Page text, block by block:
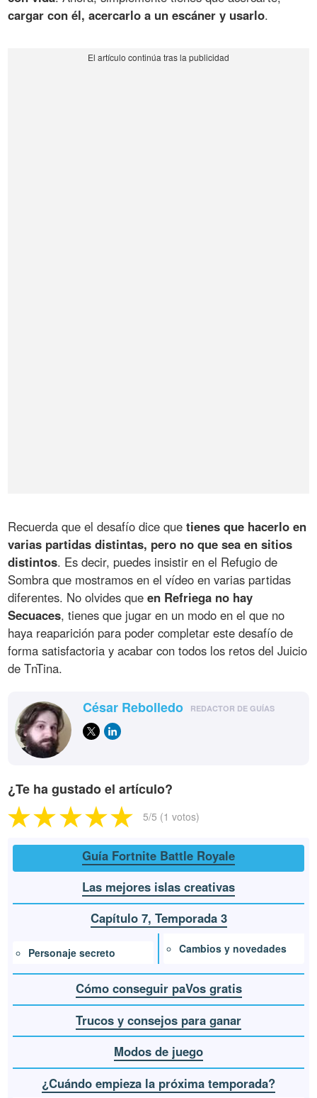
cargar con él, acercarlo a un escáner y usarlo.
Recuerda que el desafío dice quetienes que hacerlo en
varias partidas distintas, pero no que sea en sitios
distintos. Es decir, puedes insistir en el Refugio de
Sombra que mostramos en el vídeo en varias partidas
diferentes. No olvides queen Refriega no hay
Secuaces, tienes que jugar en un modo en el que no
haya reaparición para poder completar este desafío de
forma satisfactoria y acabar con todos los retos del Juicio
de TnTina.
César Rebolledo REDACTOR DE GUÍAS
¿Te ha gustado el artículo?
5/5 (1 votos)
Guía Fortnite Battle Royale
Las mejores islas creativas
Capítulo 7, Temporada 3
Personaje secreto Cambios y novedades
Cómo conseguir paVos gratis
Trucos y consejos para ganar
Modos de juego
¿Cuándo empieza la próxima temporada?